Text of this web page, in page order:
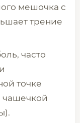
мешочка с
трение
часто
точке
чашечкой